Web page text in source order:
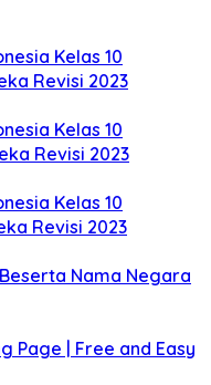
Kelas 10
Revisi 2023
Kelas 10
Revisi 2023
Kelas 10
Revisi 2023
Nama Negara
Page | Free and Easy